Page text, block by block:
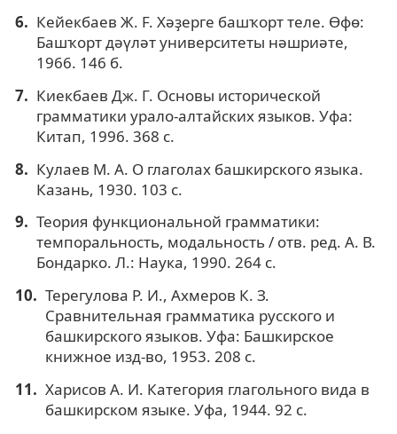
Кейекбаев Ж. F. Хәҙерге башҡорт теле. Өфө:
Башҡорт дәүләт университеты нәшриәте,
1966. 146 б.
Киекбаев Дж. Г. Основы исторической
грамматики урало-алтайских языков. Уфа:
Китап, 1996. 368 с.
Кулаев М. А. О глаголах башкирского языка.
Казань, 1930. 103 с.
Теория функциональной грамматики:
темпоральность, модальность / отв. ред. А. В.
Бондарко. Л.: Наука, 1990. 264 с.
Терегулова Р. И., Ахмеров К. З.
Сравнительная грамматика русского и
башкирского языков. Уфа: Башкирское
книжное изд-во, 1953. 208 с.
Харисов А. И. Категория глагольного вида в
башкирском языке. Уфа, 1944. 92 с.